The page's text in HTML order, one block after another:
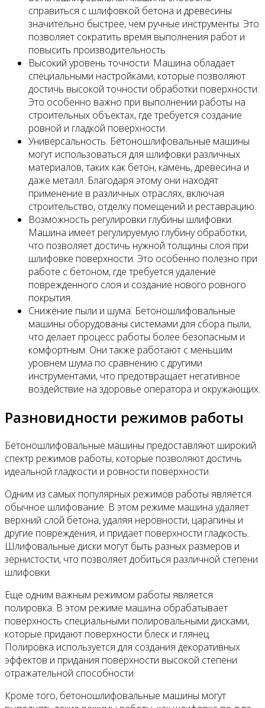
справиться с шлифовкой бетона и древесины
значительно быстрее, чем ручные инструменты. Это
позволяет сократить время выполнения работ и
повысить производительность.
Высокий уровень точности. Машина обладает
специальными настройками, которые позволяют
достичь высокой точности обработки поверхности.
Это особенно важно при выполнении работы на
строительных объектах, где требуется создание
ровной и гладкой поверхности.
Универсальность. Бетоношлифовальные машины
могут использоваться для шлифовки различных
материалов, таких как бетон, камень, древесина и
даже металл. Благодаря этому они находят
применение в различных отраслях, включая
строительство, отделку помещений и реставрацию.
Возможность регулировки глубины шлифовки.
Машина имеет регулируемую глубину обработки,
что позволяет достичь нужной толщины слоя при
шлифовке поверхности. Это особенно полезно при
работе с бетоном, где требуется удаление
поврежденного слоя и создание нового ровного
покрытия.
Снижение пыли и шума. Бетоношлифовальные
машины оборудованы системами для сбора пыли,
что делает процесс работы более безопасным и
комфортным. Они также работают с меньшим
уровнем шума по сравнению с другими
инструментами, что предотвращает негативное
воздействие на здоровье оператора и окружающих.
Разновидности режимов работы
Бетоношлифовальные машины предоставляют широкий
спектр режимов работы, которые позволяют достичь
идеальной гладкости и ровности поверхности.
Одним из самых популярных режимов работы является
обычное шлифование. В этом режиме машина удаляет
верхний слой бетона, удаляя неровности, царапины и
другие повреждения, и придает поверхности гладкость.
Шлифовальные диски могут быть разных размеров и
зернистости, что позволяет добиться различной степени
шлифовки.
Еще одним важным режимом работы является
полировка. В этом режиме машина обрабатывает
поверхность специальными полировальными дисками,
которые придают поверхности блеск и глянец.
Полировка используется для создания декоративных
эффектов и придания поверхности высокой степени
отражательной способности.
Кроме того, бетоношлифовальные машины могут